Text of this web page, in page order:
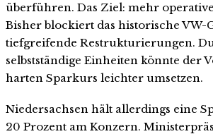
überführen. Das Ziel: mehr
Bisher blockiert das historische VW-
tiefgreifende Restrukturierungen.
selbstständige Einheiten könnte der
harten Sparkurs leichter umsetzen.
Niedersachsen hält allerdings eine
20 Prozent am Konzern.